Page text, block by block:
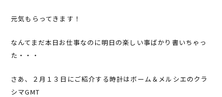
元気もらってきます！
なんてまだ本日お仕事なのに明日の楽しい事ばかり書いちゃっ
た・・・
さあ、２月１３日にご紹介する時計はボーム＆メルシエのクラ
シマGMT